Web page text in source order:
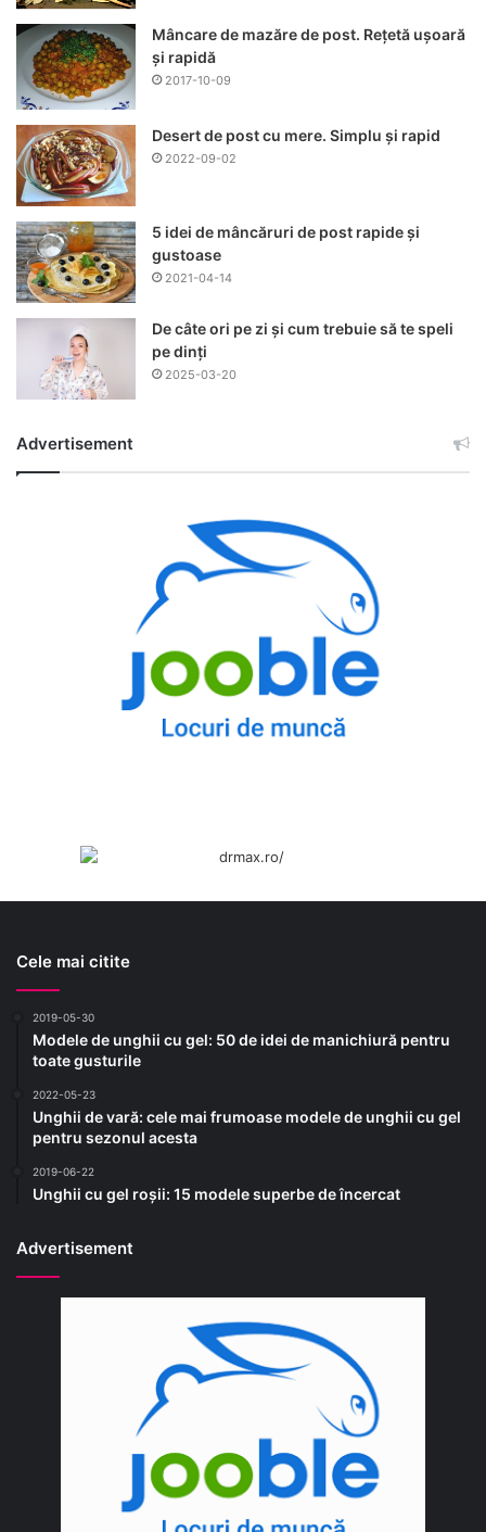
Mâncare de mazăre de post. Rețetă ușoară
și rapidă
2017-10-09
Desert de post cu mere. Simplu și rapid
2022-09-02
5 idei de mâncăruri de post rapide și
gustoase
2021-04-14
De câte ori pe zi și cum trebuie să te speli
pe dinți
2025-03-20
Advertisement
Cele mai citite
2019-05-30
Modele de unghii cu gel: 50 de idei de manichiură pentru
toate gusturile
2022-05-23
Unghii de vară: cele mai frumoase modele de unghii cu gel
pentru sezonul acesta
2019-06-22
Unghii cu gel roșii: 15 modele superbe de încercat
Advertisement